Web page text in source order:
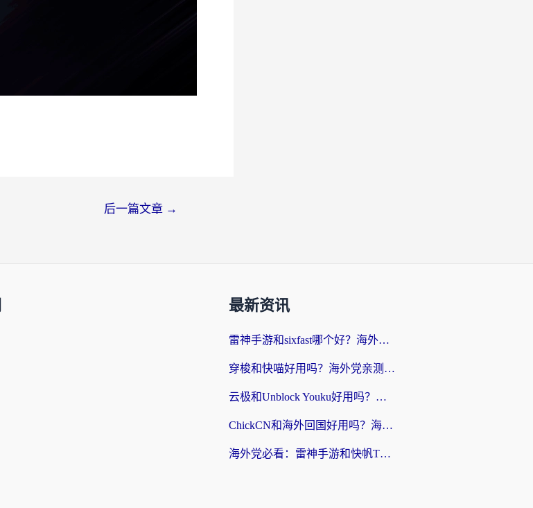
后一篇文章 →
最新资讯
雷神手游和sixfast哪个好？海外党亲测3款回国加速器，教你选对不踩坑
穿梭和快喵好用吗？海外党亲测：小众加速器对比+番茄加速器深度体验
云极和Unblock Youku好用吗？海外党亲测+2026回国加速器避坑指南
ChickCN和海外回国好用吗？海外党2026亲测：从手游到影音，选对加速器的3个关键
海外党必看：雷神手游和快帆TV版好用吗？3步选对回国加速器不踩坑